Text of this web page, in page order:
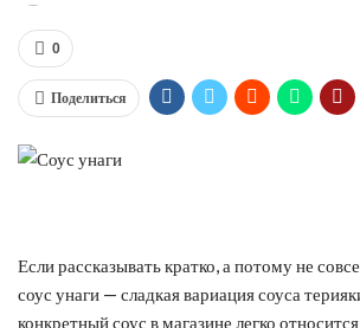
0
Поделиться
Если рассказывать кратко, а потому не
соус унаги — сладкая вариация соуса
конкретный соус в магазине легко